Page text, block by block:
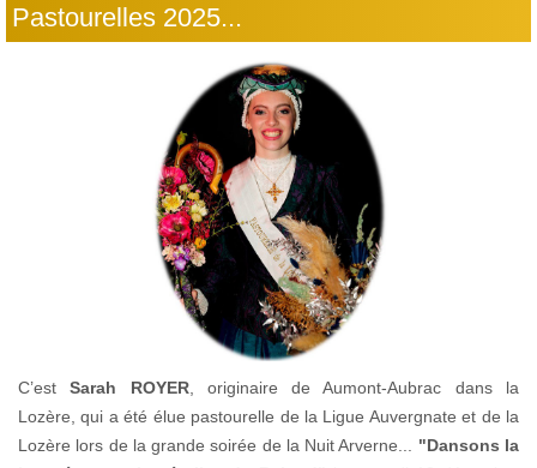
Pastourelles 2025...
C’estSarah ROYER, originaire de Aumont-Aubrac dans la
Lozère, qui a été élue pastourelle de la Ligue Auvergnate et de la
Lozère lors de la grande soirée de la Nuit Arverne...
"Dansons la